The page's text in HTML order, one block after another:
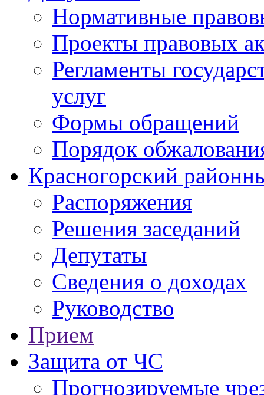
Нормативные
Проекты правовых
Регламенты
услуг
Формы обращений
Порядок
Красногорский
Распоряжения
Решения заседаний
Депутаты
Сведения о доходах
Руководство
Прием
Защита от ЧС
Прогнозируемые